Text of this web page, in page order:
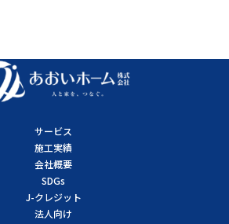
サービス
施工実績
会社概要
SDGs
J-クレジット
法人向け